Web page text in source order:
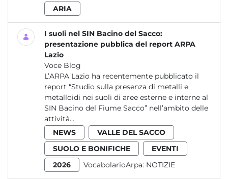
ARIA
I suoli nel SIN Bacino del Sacco:
presentazione pubblica del report ARPA
Lazio
Voce Blog
L’ARPA Lazio ha recentemente pubblicato il
report “Studio sulla presenza di metalli e
metalloidi nei suoli di aree esterne e interne al
SIN Bacino del Fiume Sacco” nell’ambito delle
attività...
NEWS
VALLE DEL SACCO
SUOLO E BONIFICHE
EVENTI
2026
VocabolarioArpa: NOTIZIE